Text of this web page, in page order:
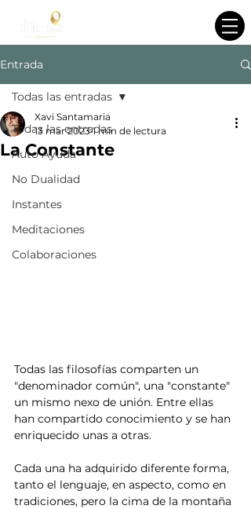
Entrada
Todas las entradas
Auto Ayuda
No Dualidad
Instantes
Meditaciones
Colaboraciones
Todas las entradas
La Constante
Xavi Santamaria
13 mar 2023 1 min de lectura
Todas las filosofías comparten un
"denominador común", una "constante"
un mismo nexo de unión. Entre ellas
han compartido conocimiento y se han
enriquecido unas a otras.
Cada una ha adquirido diferente forma,
tanto el lenguaje, en aspecto, como en
tradiciones, pero la cima de la montaña